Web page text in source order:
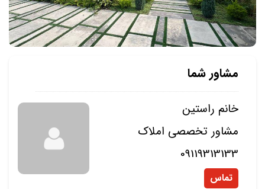
مشاور شما
خانم راستین
مشاور تخصصی املاک
09119313133
تماس